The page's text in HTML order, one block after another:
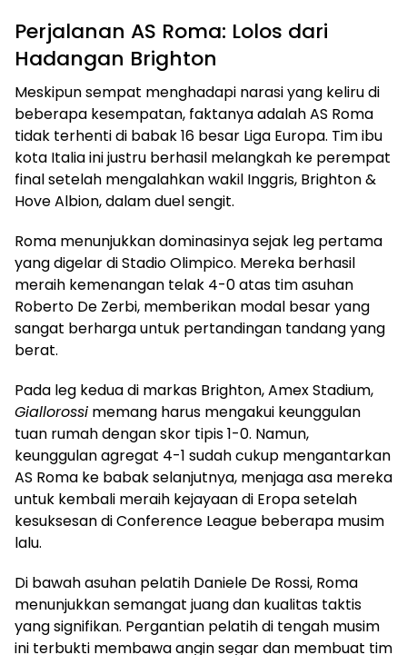
Perjalanan AS Roma: Lolos dari
Hadangan Brighton
Meskipun sempat menghadapi narasi yang keliru di
beberapa kesempatan, faktanya adalah AS Roma
tidak terhenti di babak 16 besar Liga Europa. Tim ibu
kota Italia ini justru berhasil melangkah ke perempat
final setelah mengalahkan wakil Inggris, Brighton &
Hove Albion, dalam duel sengit.
Roma menunjukkan dominasinya sejak leg pertama
yang digelar di Stadio Olimpico. Mereka berhasil
meraih kemenangan telak 4-0 atas tim asuhan
Roberto De Zerbi, memberikan modal besar yang
sangat berharga untuk pertandingan tandang yang
berat.
Pada leg kedua di markas Brighton, Amex Stadium,
Giallorossi memang harus mengakui keunggulan
tuan rumah dengan skor tipis 1-0. Namun,
keunggulan agregat 4-1 sudah cukup mengantarkan
AS Roma ke babak selanjutnya, menjaga asa mereka
untuk kembali meraih kejayaan di Eropa setelah
kesuksesan di Conference League beberapa musim
lalu.
Di bawah asuhan pelatih Daniele De Rossi, Roma
menunjukkan semangat juang dan kualitas taktis
yang signifikan. Pergantian pelatih di tengah musim
ini terbukti membawa angin segar dan membuat tim